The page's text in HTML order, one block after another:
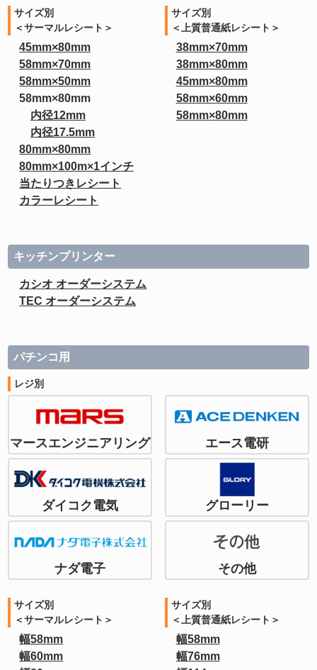
サイズ別
＜サーマルレシート＞
45mm×80mm
58mm×70mm
58mm×50mm
58mm×80mm
内径12mm
内径17.5mm
80mm×80mm
80mm×100m×1インチ
当たりつきレシート
カラーレシート
サイズ別
＜上質普通紙レシート＞
38mm×70mm
38mm×80mm
45mm×80mm
58mm×60mm
58mm×80mm
キッチンプリンター
カシオ オーダーシステム
TEC オーダーシステム
パチンコ用
レジ別
マースエンジニアリング エース電研
ダイコク電気 グローリー
ナダ電子 その他
サイズ別
＜サーマルレシート＞
幅58mm
幅60mm
サイズ別
＜上質普通紙レシート＞
幅58mm
幅76mm